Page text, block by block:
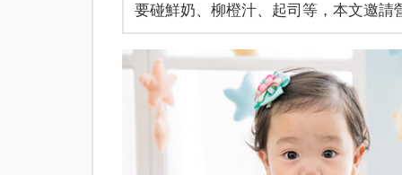
要碰鮮奶、柳橙汁、起司等，本文邀